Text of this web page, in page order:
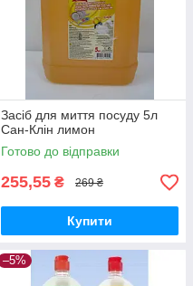
Засіб для миття посуду 5л
Сан-Клін лимон
Готово до відправки
255,55 ₴ 269 ₴
Купити
–5%